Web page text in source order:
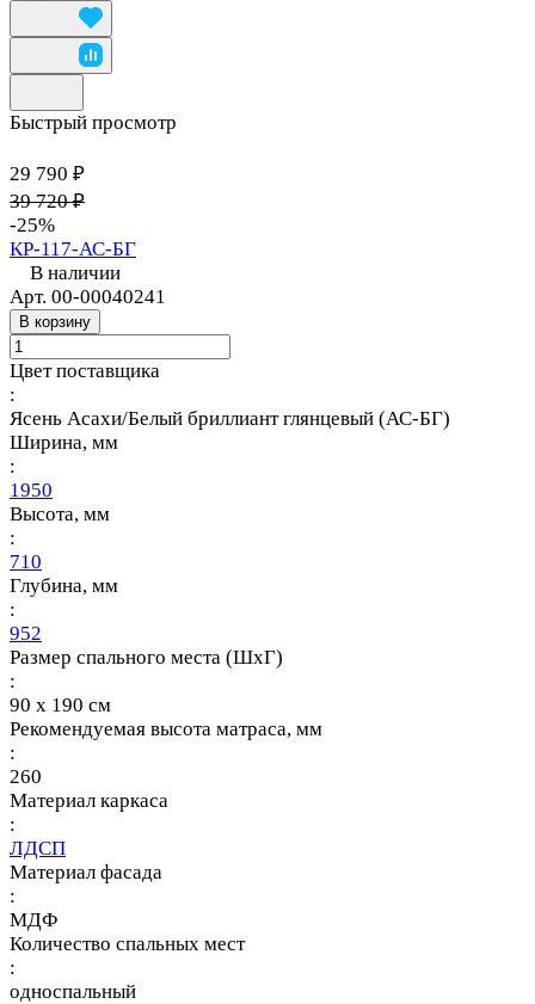
Быстрый просмотр
29 790 ₽
39 720 ₽
-25%
КР-117-АС-БГ
В наличии
Арт. 00-00040241
В корзину
Цвет поставщика
:
Ясень Асахи/Белый бриллиант глянцевый (АС-БГ)
Ширина, мм
:
1950
Высота, мм
:
710
Глубина, мм
:
952
Размер спального места (ШхГ)
:
90 х 190 см
Рекомендуемая высота матраса, мм
:
260
Материал каркаса
:
ЛДСП
Материал фасада
:
МДФ
Количество спальных мест
:
односпальный